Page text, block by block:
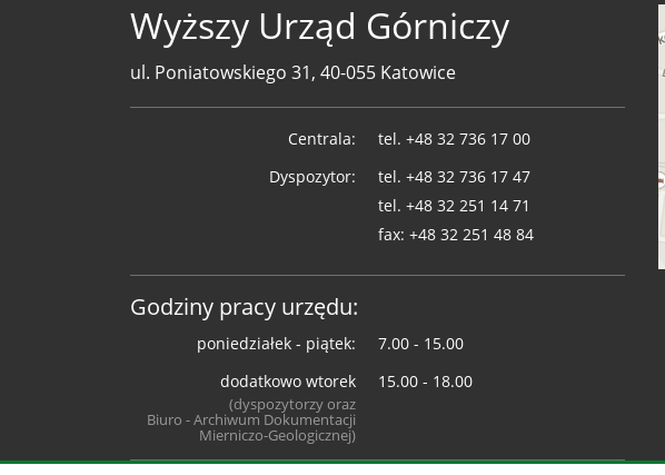
Wyższy Urząd Górniczy
ul. Poniatowskiego 31, 40-055 Katowice
Centrala: tel. +48 32 736 17 00
Dyspozytor:
tel. +48 32 736 17 47
tel. +48 32 251 14 71
fax: +48 32 251 48 84
Godziny pracy urzędu:
poniedziałek - piątek:
7.00 - 15.00
dodatkowo wtorek
(dyspozytorzy oraz
Biuro - Archiwum Dokumentacji
Mierniczo-Geologicznej)
15.00 - 18.00